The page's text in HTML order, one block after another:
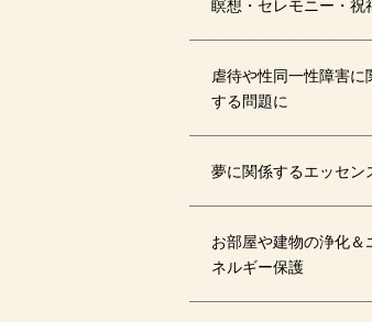
虐待や性同一性障害に
する問題に
夢に関係するエッセン
お部屋や建物の浄化＆
ネルギー保護